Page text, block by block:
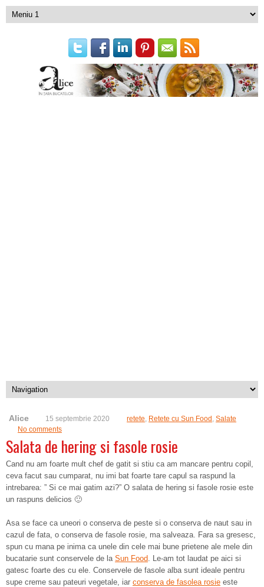
Alice 15 septembrie 2020 retete, Retete cu Sun Food , Salate
No comments
Salata de hering si fasole rosie
Cand nu am foarte mult chef de gatit si stiu ca am mancare pentru copil,
ceva facut sau cumparat, nu imi bat foarte tare capul sa raspund la
intrebarea: ” Si ce mai gatim azi?” O salata de hering si fasole rosie este
un raspuns delicios 🙂
Asa se face ca uneori o conserva de peste si o conserva de naut sau in
cazul de fata, o conserva de fasole rosie, ma salveaza. Fara sa gresesc,
spun cu mana pe inima ca unele din cele mai bune prietene ale mele din
bucatarie sunt conservele de la Sun Food. Le-am tot laudat pe aici si
gatesc foarte des cu ele. Conservele de fasole alba sunt ideale pentru
supe creme sau pateuri vegetale, iar conserva de fasolea rosie este